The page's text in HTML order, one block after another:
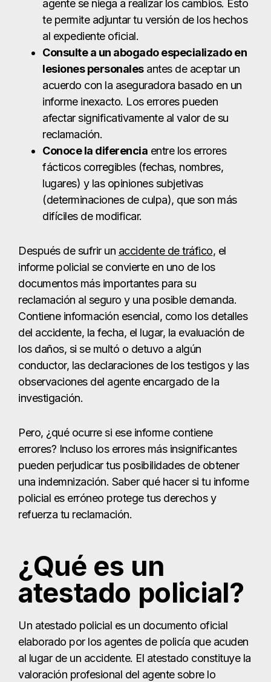
agente se niega a realizar los cambios. Esto
te permite adjuntar tu versión de los hechos
al expediente oficial.
Consulte a un abogado especializado en
lesiones personalesantes de aceptar un
acuerdo con la aseguradora basado en un
informe inexacto. Los errores pueden
afectar significativamente al valor de su
reclamación.
Conoce la diferencia entre los errores
fácticos corregibles (fechas, nombres,
lugares) y las opiniones subjetivas
(determinaciones de culpa), que son más
difíciles de modificar.
Después de sufrir un accidente de tráfico, el
informe policial se convierte en uno de los
documentos más importantes para su
reclamación al seguro y una posible demanda.
Contiene información esencial, como los detalles
del accidente, la fecha, el lugar, la evaluación de
los daños, si se multó o detuvo a algún
conductor, las declaraciones de los testigos y las
observaciones del agente encargado de la
investigación.
Pero, ¿qué ocurre si ese informe contiene
errores? Incluso los errores más insignificantes
pueden perjudicar tus posibilidades de obtener
una indemnización. Saber qué hacer si tu informe
policial es erróneo protege tus derechos y
refuerza tu reclamación.
¿Qué es un
atestado policial?
Un atestado policial es un documento oficial
elaborado por los agentes de policía que acuden
al lugar de un accidente. El atestado constituye la
valoración profesional del agente sobre lo